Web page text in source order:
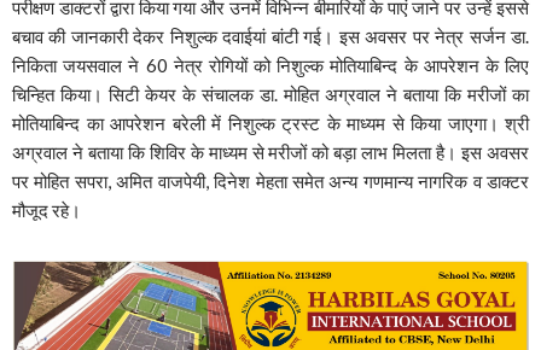
परीक्षण डाक्टरों द्वारा किया गया और उनमें विभिन्न बीमारियों के पाएं जाने पर उन्हें इससे
बचाव की जानकारी देकर निशुल्क दवाईयां बांटी गई। इस अवसर पर नेत्र सर्जन डा.
निकिता जयसवाल ने 60 नेत्र रोगियों को निशुल्क मोतियाबिन्द के आपरेशन के लिए
चिन्हित किया। सिटी केयर के संचालक डा. मोहित अग्रवाल ने बताया कि मरीजों का
मोतियाबिन्द का आपरेशन बरेली में निशुल्क ट्रस्ट के माध्यम से किया जाएगा। श्री
अग्रवाल ने बताया कि शिविर के माध्यम से मरीजों को बड़ा लाभ मिलता है। इस अवसर
पर मोहित सपरा, अमित वाजपेयी, दिनेश मेहता समेत अन्य गणमान्य नागरिक व डाक्टर
मौजूद रहे।